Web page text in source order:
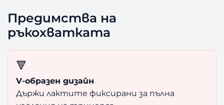
П
С
Предимства на
ръкохватката
🔻
V-образен дизайн
Държи лактите фиксирани за пълна